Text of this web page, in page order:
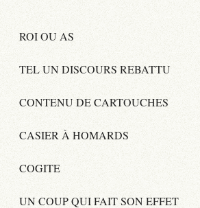
ROI OU AS
TEL UN DISCOURS REBATTU
CONTENU DE CARTOUCHES
CASIER À HOMARDS
COGITE
UN COUP QUI FAIT SON EFFET